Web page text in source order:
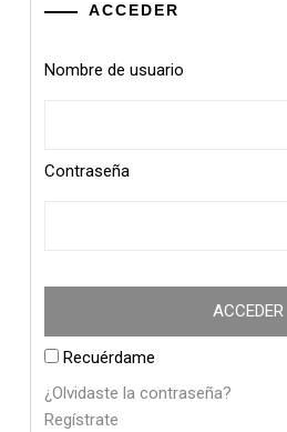
ACCEDER
Nombre de usuario
Contraseña
Recuérdame
¿Olvidaste la contraseña?
Regístrate